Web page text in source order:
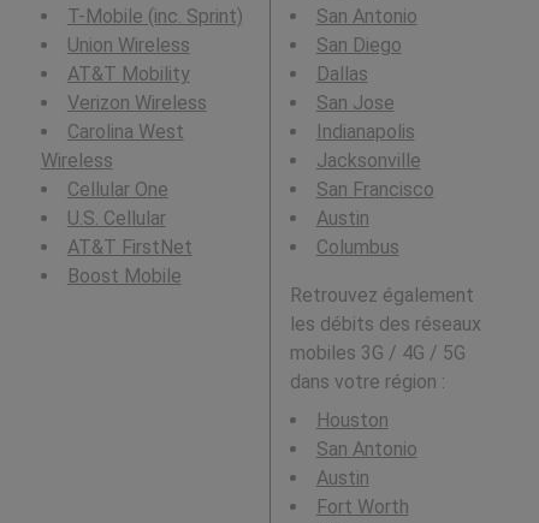
T-Mobile (inc. Sprint)
Union Wireless
AT&T Mobility
Verizon Wireless
Carolina West
Wireless
Cellular One
U.S. Cellular
AT&T FirstNet
Boost Mobile
San Antonio
San Diego
Dallas
San Jose
Indianapolis
Jacksonville
San Francisco
Austin
Columbus
Retrouvez également
les débits des réseaux
mobiles 3G / 4G / 5G
dans votre région :
Houston
San Antonio
Austin
Fort Worth